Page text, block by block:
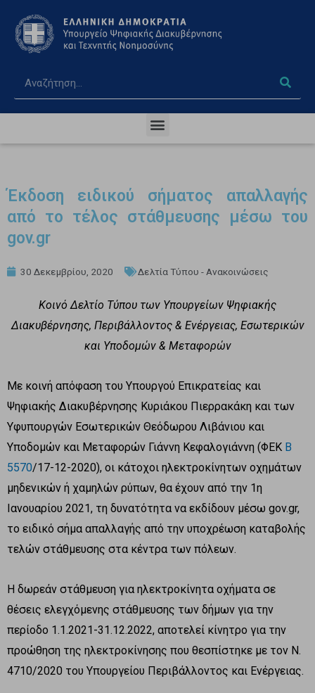
Έκδοση ειδικού σήματος απαλλαγής
από το τέλος στάθμευσης μέσω του
gov.gr
30 Δεκεμβρίου, 2020 Δελτία Τύπου - Ανακοινώσεις
Κοινό Δελτίο Τύπου των Υπουργείων Ψηφιακής
Διακυβέρνησης, Περιβάλλοντος & Ενέργειας, Εσωτερικών
και Υποδομών & Μεταφορών
Με κοινή απόφαση του Υπουργού Επικρατείας και
Ψηφιακής Διακυβέρνησης Κυριάκου Πιερρακάκη και των
Υφυπουργών Εσωτερικών Θεόδωρου Λιβάνιου και
Υποδομών και Μεταφορών Γιάννη Κεφαλογιάννη (ΦΕΚ Β
5570/17-12-2020), οι κάτοχοι ηλεκτροκίνητων οχημάτων
μηδενικών ή χαμηλών ρύπων, θα έχουν από την 1η
Ιανουαρίου 2021, τη δυνατότητα να εκδίδουν μέσω gov.gr,
το ειδικό σήμα απαλλαγής από την υποχρέωση καταβολής
τελών στάθμευσης στα κέντρα των πόλεων.
Η δωρεάν στάθμευση για ηλεκτροκίνητα οχήματα σε
θέσεις ελεγχόμενης στάθμευσης των δήμων για την
περίοδο 1.1.2021-31.12.2022, αποτελεί κίνητρο για την
προώθηση της ηλεκτροκίνησης που θεσπίστηκε με τον Ν.
4710/2020 του Υπουργείου Περιβάλλοντος και Ενέργειας.